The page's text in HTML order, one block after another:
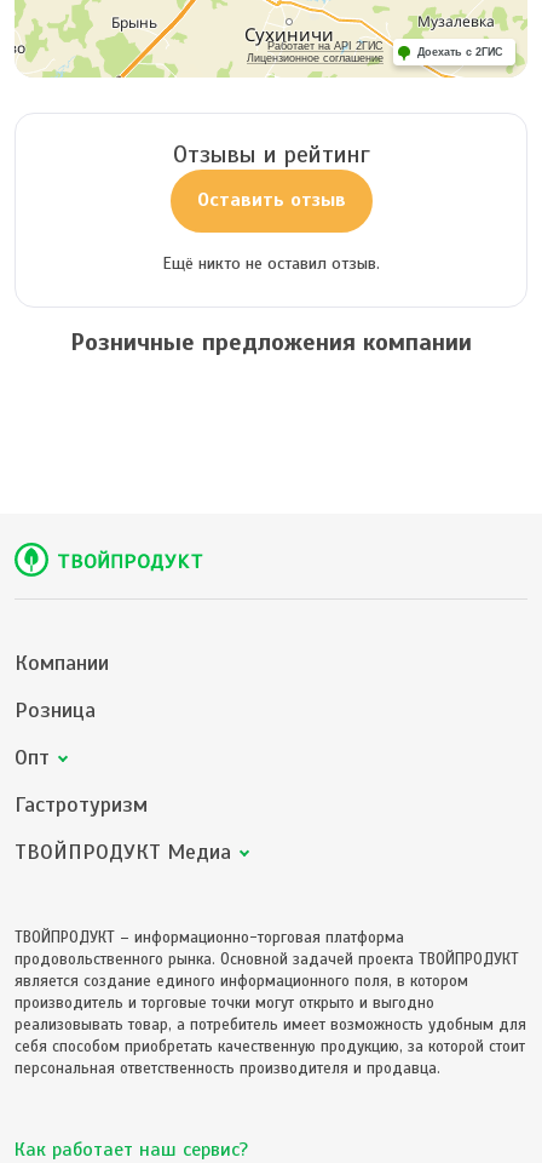
Работает на API 2ГИС
Лицензионное соглашение
Доехать с 2ГИС
Отзывы и рейтинг
Оставить отзыв
Ещё никто не оставил отзыв.
Розничные предложения компании
Компании
Розница
Опт
Гастротуризм
ТВОЙПРОДУКТ Медиа
ТВОЙПРОДУКТ – информационно-торговая платформа
продовольственного рынка. Основной задачей проекта ТВОЙПРОДУКТ
является создание единого информационного поля, в котором
производитель и торговые точки могут открыто и выгодно
реализовывать товар, а потребитель имеет возможность удобным для
себя способом приобретать качественную продукцию, за которой стоит
персональная ответственность производителя и продавца.
Как работает наш сервис?